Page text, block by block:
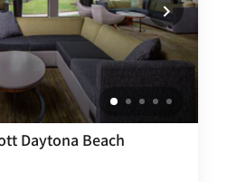
Daytona Beach